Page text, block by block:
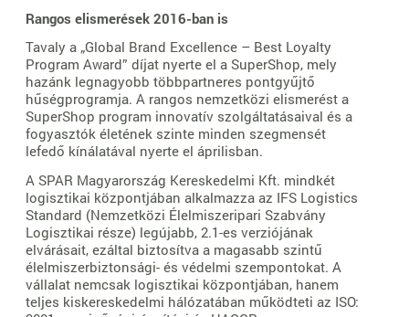
Rangos elismerések 2016-ban is
Tavaly a „Global Brand Excellence – Best Loyalty
Program Award” díjat nyerte el a SuperShop, mely
hazánk legnagyobb többpartneres pontgyűjtő
hűségprogramja. A rangos nemzetközi elismerést a
SuperShop program innovatív szolgáltatásaival és a
fogyasztók életének szinte minden szegmensét
lefedő kínálatával nyerte el áprilisban.
A SPAR Magyarország Kereskedelmi Kft. mindkét
logisztikai központjában alkalmazza az IFS Logistics
Standard (Nemzetközi Élelmiszeripari Szabvány
Logisztikai része) legújabb, 2.1-es verziójának
elvárásait, ezáltal biztosítva a magasabb szintű
élelmiszerbiztonsági- és védelmi szempontokat. A
vállalat nemcsak logisztikai központjában, hanem
teljes kiskereskedelmi hálózatában működteti az ISO: